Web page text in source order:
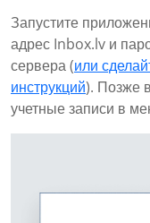
Запустите
адрес Inbox.lv и
сервера (или
инструкций). Позже
учетные записи в